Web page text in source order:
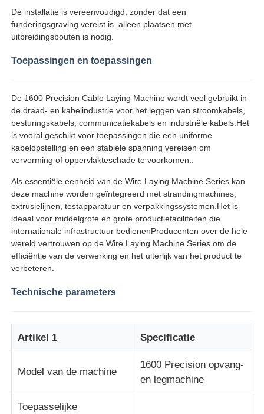
nieuws
Alle Gevallen
Vraag een offerte aan
Productielijn voor extrusie
de lijn van de draaduitdrijving
draad die machine vastlopen
Doppeldraaiende stroomachine
Gepantserde machine
Kies Draaimachine uit
kabelmachine
De installatie is vereenvoudigd, zonder dat een
funderingsgraving vereist is, alleen plaatsen met
uitbreidingsbouten is nodig.
Toepassingen en toepassingen
De 1600 Precision Cable Laying Machine wordt veel gebruikt in
de draad- en kabelindustrie voor het leggen van stroomkabels,
besturingskabels, communicatiekabels en industriële kabels.Het
is vooral geschikt voor toepassingen die een uniforme
kabelopstelling en een stabiele spanning vereisen om
vervorming of oppervlakteschade te voorkomen..
Als essentiële eenheid van de Wire Laying Machine Series kan
deze machine worden geïntegreerd met strandingmachines,
extrusielijnen, testapparatuur en verpakkingssystemen.Het is
ideaal voor middelgrote en grote productiefaciliteiten die
internationale infrastructuur bedienenProducenten over de hele
wereld vertrouwen op de Wire Laying Machine Series om de
efficiëntie van de verwerking en het uiterlijk van het product te
verbeteren.
Technische parameters
Artikel 1 Specificatie
Model van de machine
1600 Precision opvang-
en legmachine
Toepasselijke